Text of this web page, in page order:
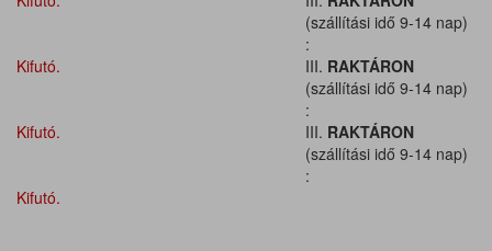
(szállítási idő 9-14 nap)
:
Kifutó.
III. RAKTÁRON
(szállítási idő 9-14 nap)
:
Kifutó.
III. RAKTÁRON
(szállítási idő 9-14 nap)
:
Kifutó.